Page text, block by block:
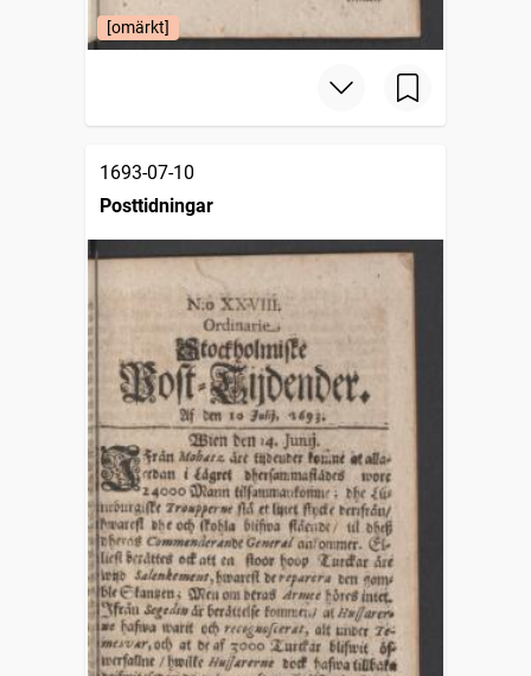
[omärkt]
1693-07-10
Posttidningar